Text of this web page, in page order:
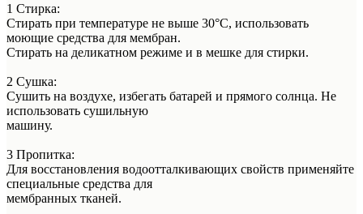
1 Стирка:
Стирать при температуре не выше 30°C, использовать
моющие средства для мембран.
Стирать на деликатном режиме и в мешке для стирки.
2 Сушка:
Сушить на воздухе, избегать батарей и прямого солнца. Не
использовать сушильную
машину.
3 Пропитка:
Для восстановления водоотталкивающих свойств применяйте
специальные средства для
мембранных тканей.